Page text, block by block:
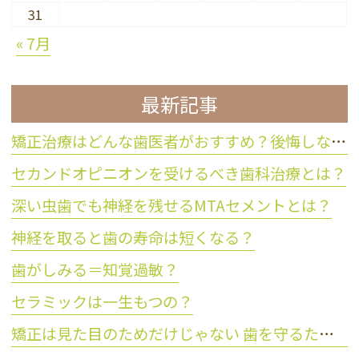
31
« 7月
最新記事
矯正治療はどんな歯医者がおすすめ？後悔しない歯科医院の選び方
セカンドオピニオンを受けるべき歯科治療とは？
深い虫歯でも神経を残せるMTAセメントとは？
神経を取ると歯の寿命は短くなる？
歯がしみる＝知覚過敏？
セラミックは一生もつの？
矯正は見た目のためだけじゃない 歯を守るために大切な理由とは？